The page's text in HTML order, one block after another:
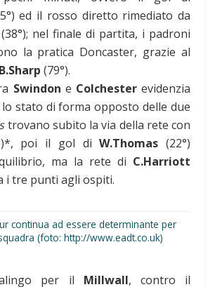
ed il rosso diretto rimediato da
(38°); nel finale di partita, i padroni
la pratica Doncaster, grazie al
B.Sharp (79°).
Swindon e Colchesterevidenzia
stato di forma opposto delle due
trovano subito la via della rete con
poi il gol diW.Thomas (22°)
ma la rete di C.Harriott
i tre punti agli ospiti.
continua ad essere determinante per
(foto: http://www.eadt.co.uk)
per il Millwall, contro il